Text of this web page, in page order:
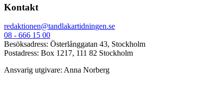
Kontakt
redaktionen@tandlakartidningen.se
08 - 666 15 00
Besöksadress: Österlånggatan 43, Stockholm
Postadress: Box 1217, 111 82 Stockholm
Ansvarig utgivare: Anna Norberg